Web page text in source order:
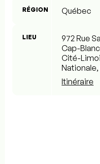
RÉGION Québec
LIEU
972 Rue
Cap-
Cité-
Nationale,
Itinéraire